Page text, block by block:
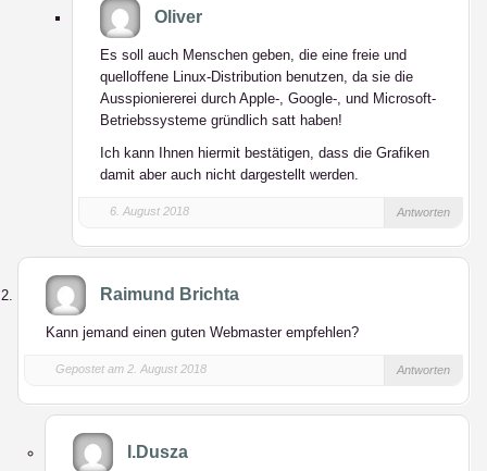
Oliver
Es soll auch Menschen geben, die eine freie und
quelloffene Linux-Distribution benutzen, da sie die
Ausspioniererei durch Apple-, Google-, und Microsoft-
Betriebssysteme gründlich satt haben!
Ich kann Ihnen hiermit bestätigen, dass die Grafiken
damit aber auch nicht dargestellt werden.
6. August 2018 Antworten
Raimund Brichta
Kann jemand einen guten Webmaster empfehlen?
Gepostet am 2. August 2018 Antworten
I.Dusza